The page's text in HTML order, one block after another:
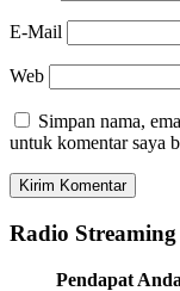
E-Mail
Web
Simpan nama,
untuk komentar saya
Radio Streaming
Pendapat